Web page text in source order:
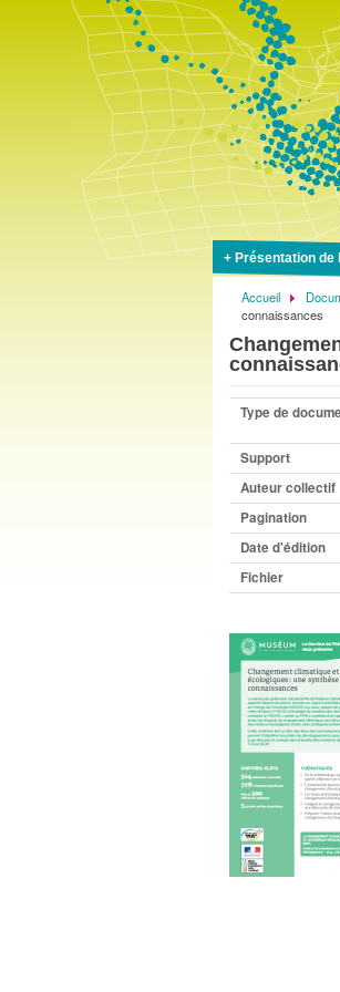
Présentation de
Fil
d'Ariane
Accueil
connaissances
Type de
Support
Auteur collectif
Pagination
Date d'édition
Fichier